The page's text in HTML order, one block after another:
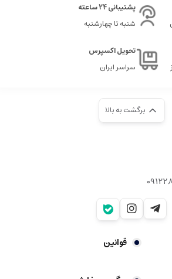
پشتیبانی 24 ساعته
شنبه تا چهارشنبه
تحویل اکسپرس
سراسر ایران
برگشت به بالا
قوانین